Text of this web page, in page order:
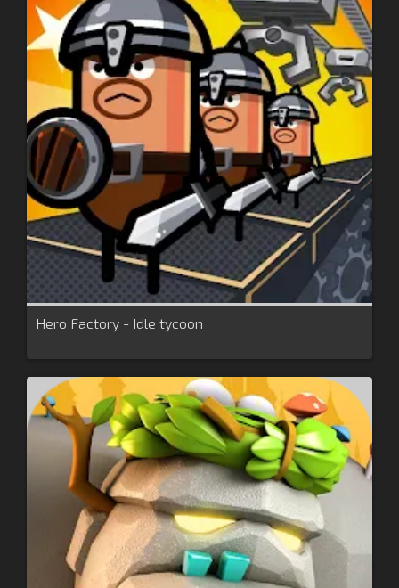
Hero Factory - Idle tycoon